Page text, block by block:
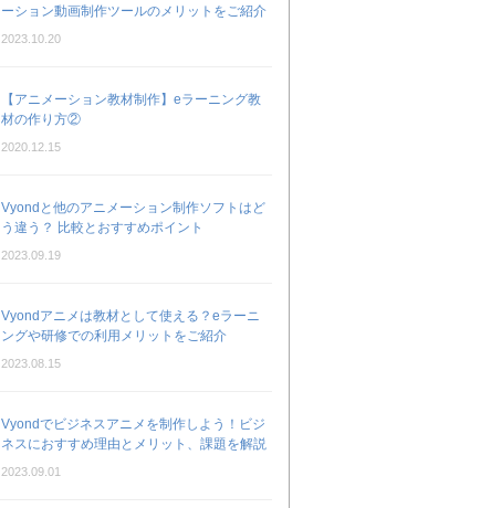
ーション動画制作ツールのメリットをご紹介
2023.10.20
【アニメーション教材制作】eラーニング教
材の作り方②
2020.12.15
Vyondと他のアニメーション制作ソフトはど
う違う？ 比較とおすすめポイント
2023.09.19
Vyondアニメは教材として使える？eラーニ
ングや研修での利用メリットをご紹介
2023.08.15
Vyondでビジネスアニメを制作しよう！ビジ
ネスにおすすめ理由とメリット、課題を解説
2023.09.01